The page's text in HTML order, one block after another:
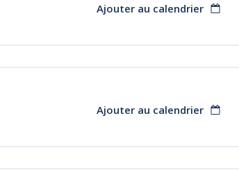
Ajouter au calendrier
Ajouter au calendrier